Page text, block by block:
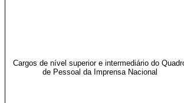
Cargos de nível superior e intermediário do
de Pessoal da Imprensa Nacional